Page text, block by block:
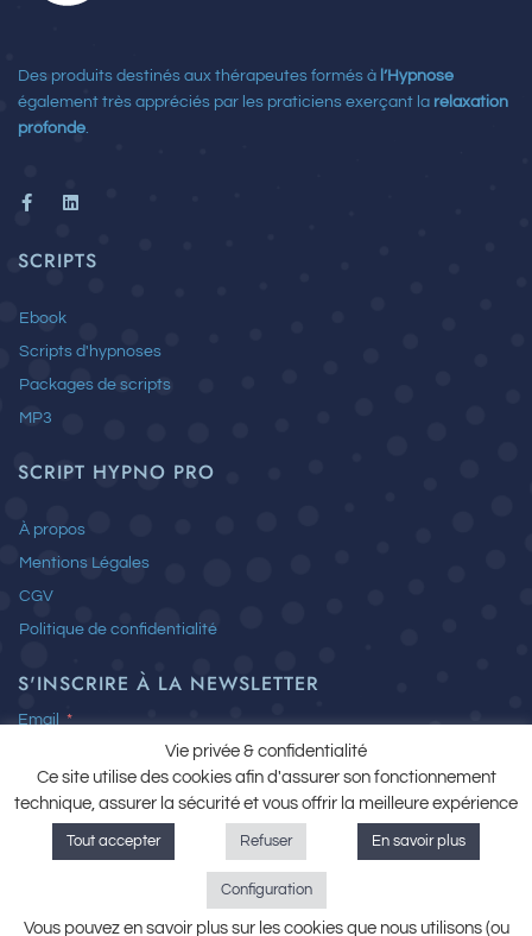
Des produits destinés aux thérapeutes formés à l’Hypnose
également très appréciés par les praticiens exerçant la relaxation
profonde.
F
e
b
o
k
-
f
L
k
SCRIPTS
Ebook
Scripts d'hypnoses
Packages de scripts
MP3
SCRIPT HYPNO PRO
À propos
Mentions Légales
CGV
Politique de confidentialité
S'INSCRIRE À LA NEWSLETTER
Email
J’ai lu et j’accepte la Politique de confidentialité
Vie privée & confidentialité
Ce site utilise des cookies afin d'assurer son fonctionnement
technique, assurer la sécurité et vous offrir la meilleure expérience
Tout accepter Refuser En savoir plus
Configuration
Vous pouvez en savoir plus sur les cookies que nous utilisons (ou